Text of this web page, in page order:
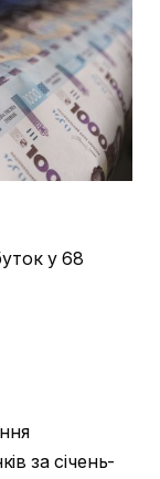
у 68
за січень-